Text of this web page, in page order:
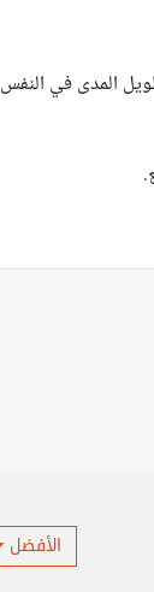
المدى في النفس
الأفضل